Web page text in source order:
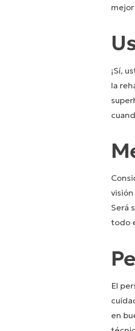
¡Sí,
la
Será
todo
El
en